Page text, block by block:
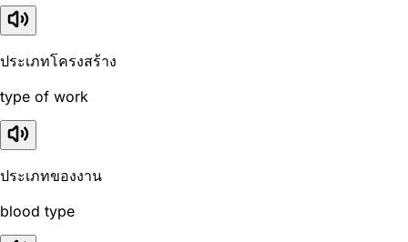
ประเภทโครงสร้าง
type of work
ประเภทของงาน
blood type